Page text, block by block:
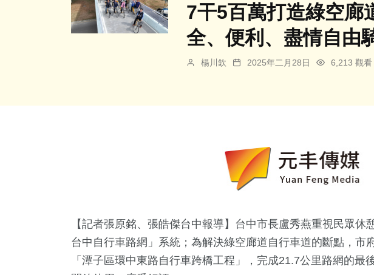
7干5百萬打造綠空廊
全、便利、盡情自由
楊川欽 2025年二月28日 6,213 觀看
【記者張原銘、張皓傑台中報導】台中市長盧秀燕重視民眾休
台中自行車路網」系統；為解決綠空廊道自行車道的斷點，市
「潭子區環中東路自行車跨橋工程」，完成21.7公里路網的最